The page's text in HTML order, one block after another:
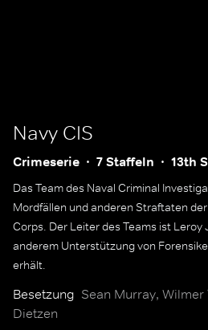
Navy CIS
Crimeserie 7 Staffeln 13th
Das Team des Naval Criminal
Mordfällen und anderen Straftaten
Corps. Der Leiter des Teams ist
anderem Unterstützung von
erhält.
Besetzung Sean Murray,
Dietzen